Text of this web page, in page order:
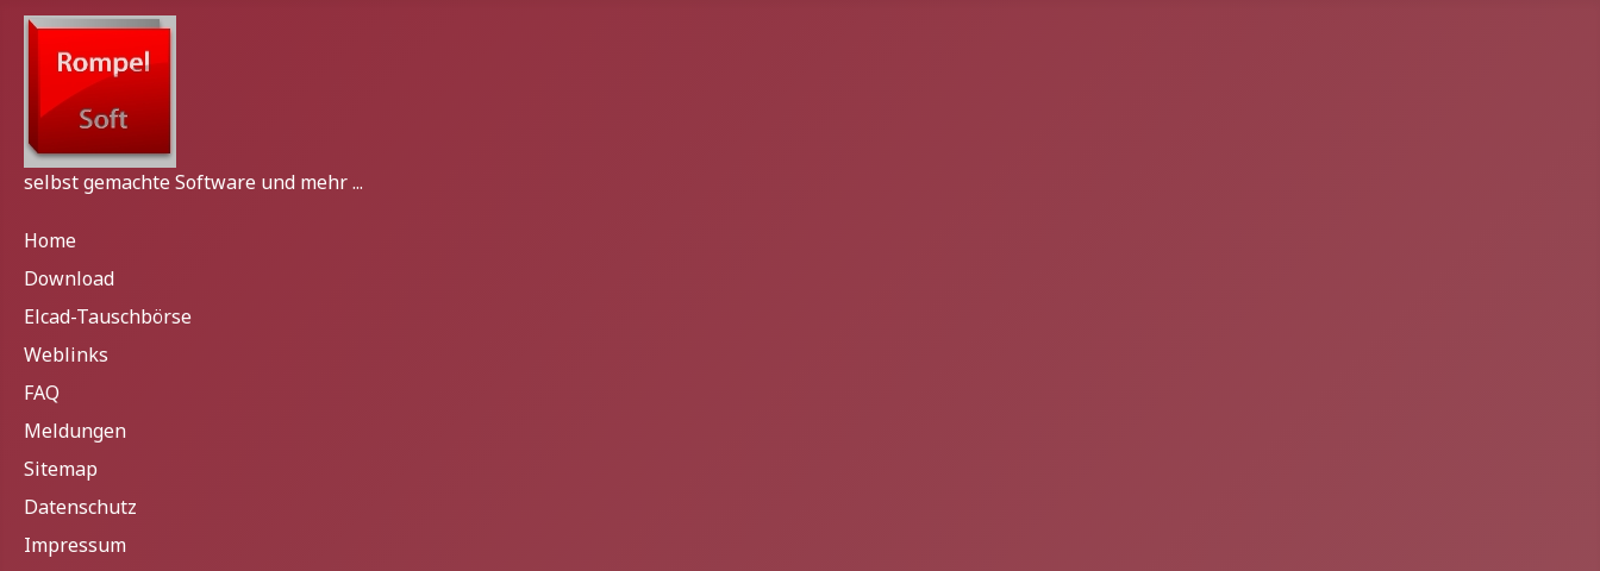
selbst gemachte Software und mehr ...
Home
Download
Elcad-Tauschbörse
Weblinks
FAQ
Meldungen
Sitemap
Datenschutz
Impressum